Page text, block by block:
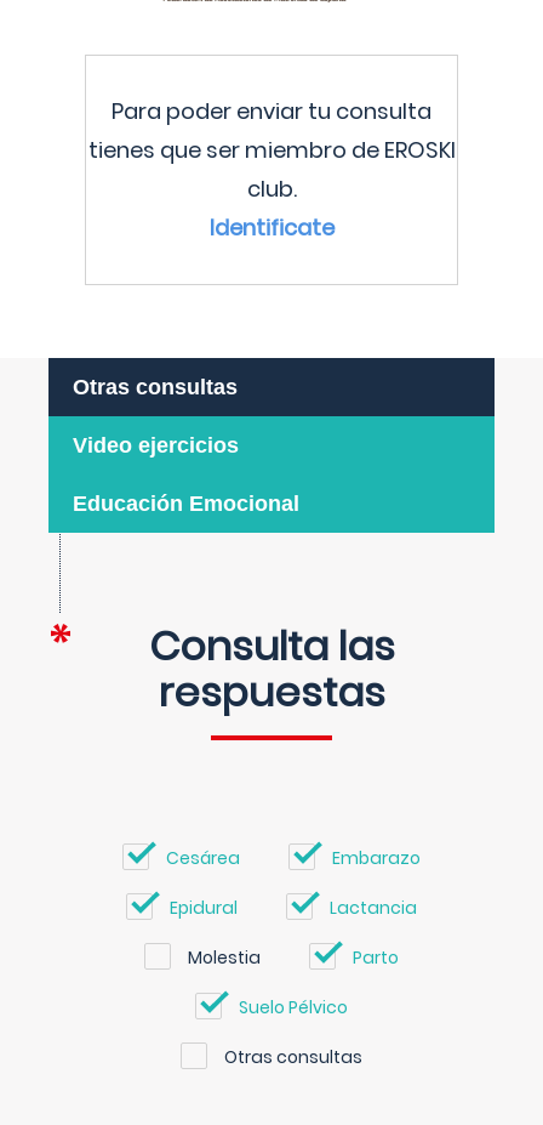
Para poder enviar tu consulta
tienes que ser miembro de EROSKI
club.
Identificate
Otras consultas
Video ejercicios
Educación Emocional
Consulta las
respuestas
Cesárea Embarazo
Epidural Lactancia
Molestia Parto
Suelo Pélvico
Otras consultas